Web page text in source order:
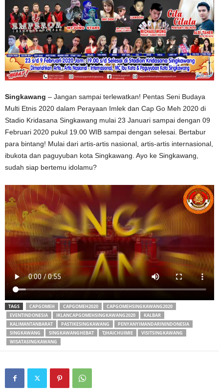
Singkawang – Jangan sampai terlewatkan! Pentas Seni Budaya
Multi Etnis 2020 dalam Perayaan Imlek dan Cap Go Meh 2020 di
Stadio Kridasana Singkawang mulai 23 Januari sampai dengan 09
Februari 2020 pukul 19.00 WIB sampai dengan selesai. Bertabur
para bintang! Mulai dari artis-artis nasional, artis-artis internasional,
ibukota dan paguyuban kota Singkawang. Ayo ke Singkawang,
sudah siap bertemu idolamu?
TAGS CAPGOMEH CAPGOMEH2020
CAPGOMEHSINGKAWANG2020
EVENTINDONESIA
IKLANCAPGOMEHSINGKAWANG2020
KALBAR
KALIMANTANBARAT
PASTIKESINGKAWANG
PENYANYIMANDARININDONESIA
SINGKAWANG
SINGKAWANGHEBAT TJHAICHUIMIE
VISITSINGKAWANG
WISATASINGKAWANG